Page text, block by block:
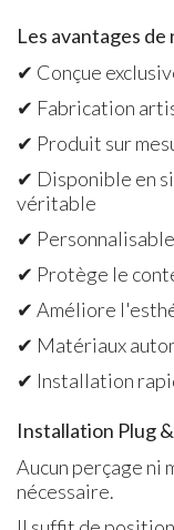
Les avantages
✔ Conçue
✔ Fabrication
✔ Produit sur
✔ Disponible en
véritable
✔
✔ Protège le
✔ Améliore
✔ Matériaux
✔ Installation
Installation Plug
Aucun perçage ni
nécessaire.